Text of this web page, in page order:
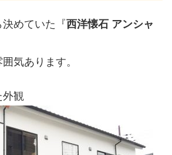
めていた『西洋懐石 アンシャ
気あります。
外観